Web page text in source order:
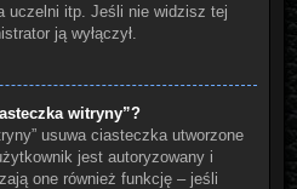
uczelni itp. Jeśli nie widzisz tej
ją wyłączył.
witryny”?
usuwa ciasteczka utworzone
jest autoryzowany i
one również funkcję – jeśli